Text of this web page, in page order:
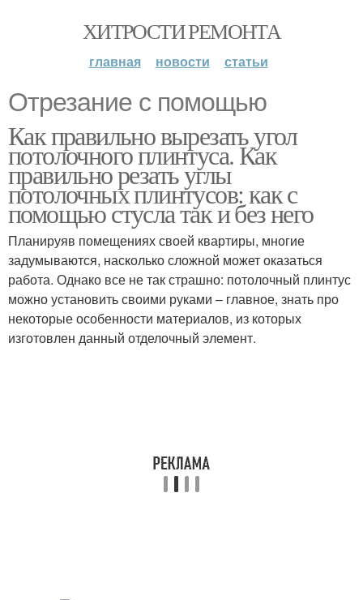
ХИТРОСТИ РЕМОНТА
главная новости статьи
Отрезание с помощью
Как правильно вырезать угол
потолочного плинтуса. Как
правильно резать углы
потолочных плинтусов: как с
помощью стусла так и без него
Планируяв помещениях своей квартиры, многие
задумываются, насколько сложной может оказаться
работа. Однако все не так страшно: потолочный плинтус
можно установить своими руками – главное, знать про
некоторые особенности материалов, из которых
изготовлен данный отделочный элемент.